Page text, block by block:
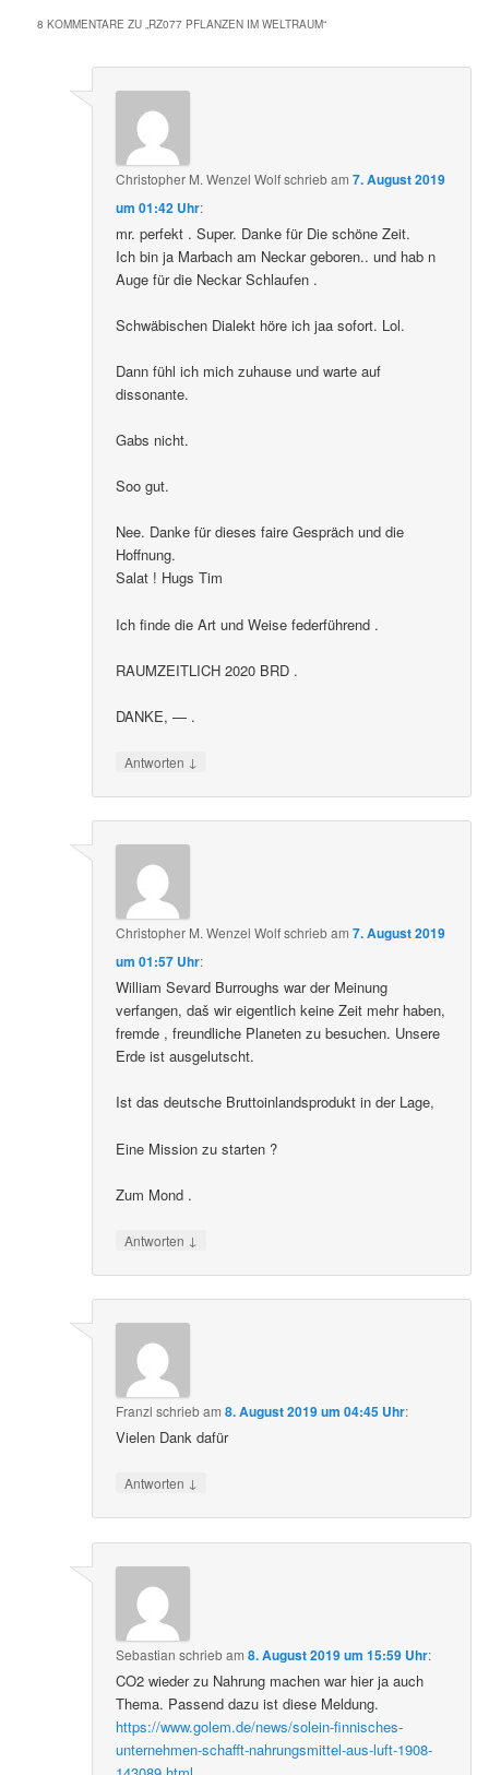
8 KOMMENTARE ZU „ RZ077 PFLANZEN IM WELTRAUM“
Christopher M. Wenzel Wolfschriebam7. August 2019
um 01:42 Uhr:
mr. perfekt . Super. Danke für Die schöne Zeit.
Ich bin ja Marbach am Neckar geboren.. und hab n
Auge für die Neckar Schlaufen .
Schwäbischen Dialekt höre ich jaa sofort. Lol.
Dann fühl ich mich zuhause und warte auf
dissonante.
Gabs nicht.
Soo gut.
Nee. Danke für dieses faire Gespräch und die
Hoffnung.
Salat ! Hugs Tim
Ich finde die Art und Weise federführend .
RAUMZEITLICH 2020 BRD .
DANKE, — .
Antworten ↓
Christopher M. Wenzel Wolfschriebam7. August 2019
um 01:57 Uhr:
William Sevard Burroughs war der Meinung
verfangen, daš wir eigentlich keine Zeit mehr haben,
fremde , freundliche Planeten zu besuchen. Unsere
Erde ist ausgelutscht.
Ist das deutsche Bruttoinlandsprodukt in der Lage,
Eine Mission zu starten ?
Zum Mond .
Antworten ↓
Franzl schriebam8. August 2019 um 04:45 Uhr:
Vielen Dank dafür
Antworten ↓
Sebastian schriebam8. August 2019 um 15:59 Uhr:
CO2 wieder zu Nahrung machen war hier ja auch
Thema. Passend dazu ist diese Meldung.
https://www.golem.de/news/solein-finnisches-
unternehmen-schafft-nahrungsmittel-aus-luft-1908-